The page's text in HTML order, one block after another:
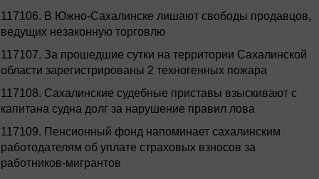
117106. В Южно-Сахалинске лишают свободы продавцов,
ведущих незаконную торговлю
117107. За прошедшие сутки на территории Сахалинской
области зарегистрированы 2 техногенных пожара
117108. Сахалинские судебные приставы взыскивают с
капитана судна долг за нарушение правил лова
117109. Пенсионный фонд напоминает сахалинским
работодателям об уплате страховых взносов за
работников-мигрантов